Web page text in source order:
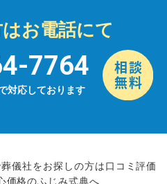
お電話にて
7764
対応しております
儀社をお探しの方は口コミ評価
価格のふじみ式典へ